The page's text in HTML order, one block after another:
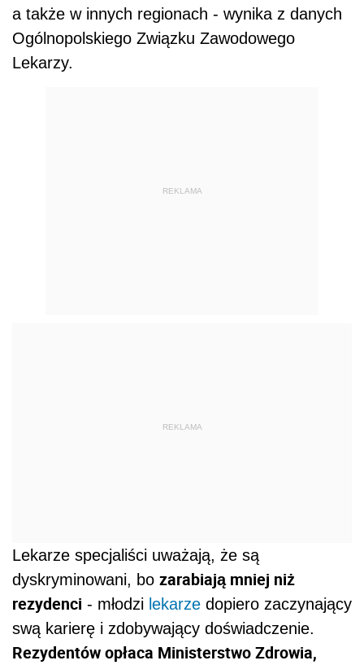
a także w innych regionach - wynika z danych
Ogólnopolskiego Związku Zawodowego
Lekarzy.
REKLAMA
REKLAMA
Lekarze specjaliści uważają, że są
dyskryminowani, bo zarabiają mniej niż
rezydenci - młodzi lekarze dopiero zaczynający
swą karierę i zdobywający doświadczenie.
Rezydentów opłaca Ministerstwo Zdrowia,